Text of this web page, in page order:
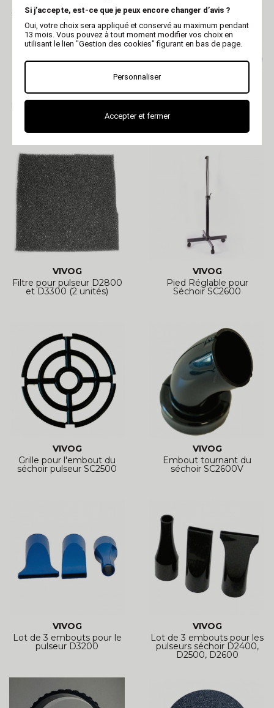
VIVOG
Résistance 1250W/2500W
VIVOG
Bandoulière en nylon
rouge pour pulseur
VIVOG
Filtre pour pulseur D2800
et D3300 (2 unités)
VIVOG
Pied Réglable pour
Séchoir SC2600
VIVOG
Grille pour l'embout du
séchoir pulseur SC2500
VIVOG
Embout tournant du
séchoir SC2600V
VIVOG
Lot de 3 embouts pour le
pulseur D3200
VIVOG
Lot de 3 embouts pour les
pulseurs séchoir D2400,
D2500, D2600
Si j’accepte, est-ce que je peux encore changer d’avis ?
Oui, votre choix sera appliqué et conservé au maximum pendant
13 mois. Vous pouvez à tout moment modifier vos choix en
utilisant le lien "Gestion des cookies" figurant en bas de page.
Personnaliser
Accepter et fermer